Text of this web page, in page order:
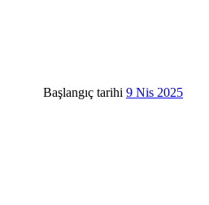
Başlangıç tarihi 9 Nis 2025